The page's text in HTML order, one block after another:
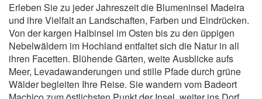
Erleben Sie zu jeder Jahreszeit die Blumeninsel Madeira
und ihre Vielfalt an Landschaften, Farben und Eindrücken.
Von der kargen Halbinsel im Osten bis zu den üppigen
Nebelwäldern im Hochland entfaltet sich die Natur in all
ihren Facetten. Blühende Gärten, weite Ausblicke aufs
Meer, Levadawanderungen und stille Pfade durch grüne
Wälder begleiten Ihre Reise. Sie wandern vom Badeort